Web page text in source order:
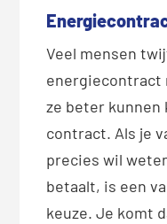
Veel mensen
energiecontract
ze beter kunnen
contract. Als je
precies wil
betaalt, is een
keuze. Je komt